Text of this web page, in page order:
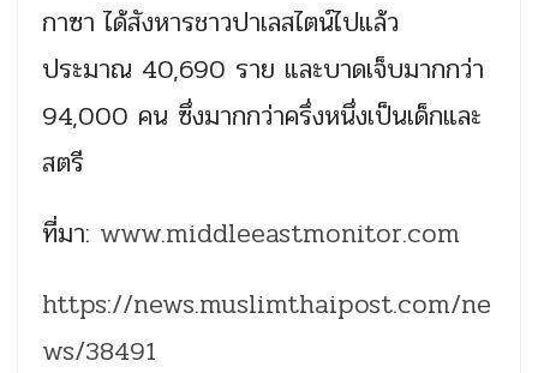
กาซา ได้สังหารชาวปาเลสไตน์ไปแล้ว
ประมาณ 40,690 ราย และบาดเจ็บมากกว่า
94,000 คน ซึ่งมากกว่าครึ่งหนึ่งเป็นเด็กและ
สตรี
ที่มา: www.middleeastmonitor.com
https://news.muslimthaipost.com/ne
ws/38491